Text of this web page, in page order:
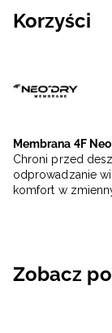
Korzyści
Membrana 4F
Chroni przed
odprowadzanie
komfort w
Zobacz